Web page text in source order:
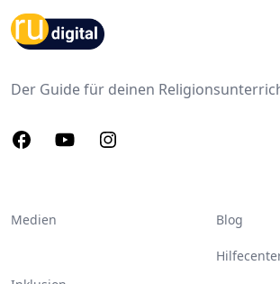
Footer
Der Guide für deinen
FacebookYoutubeInstagram
Medien Blog